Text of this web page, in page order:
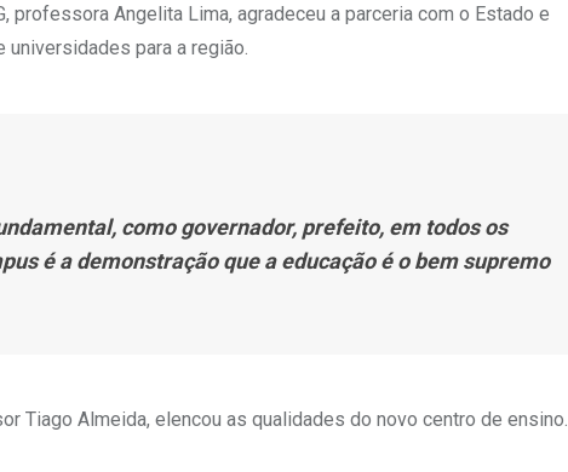
professora Angelita Lima, agradeceu a parceria com o Estado e
para a região.
como governador, prefeito, em todos os
é a demonstração que a educação é o bem supremo
Tiago Almeida, elencou as qualidades do novo centro de ensino.